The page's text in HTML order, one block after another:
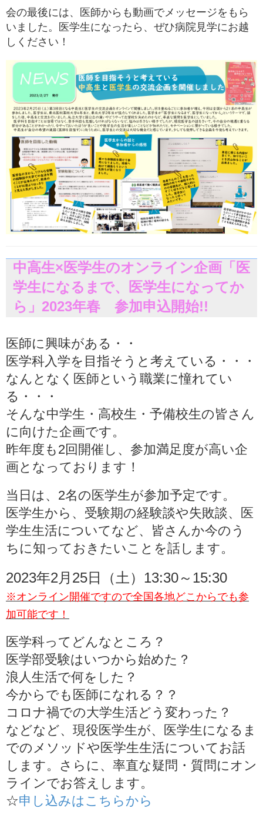
会の最後には、医師からも動画でメッセージをもら
いました。医学生になったら、ぜひ病院見学にお越
しください！
中高生×医学生のオンライン企画「医
学生になるまで、医学生になってか
ら」2023年春 参加申込開始!!
医師に興味がある・・
医学科入学を目指そうと考えている・・・
なんとなく医師という職業に憧れてい
る・・・
そんな中学生・高校生・予備校生の皆さん
に向けた企画です。
昨年度も2回開催し、参加満足度が高い企
画となっております！
当日は、2名の医学生が参加予定です。
医学生から、受験期の経験談や失敗談、医
学生生活についてなど、皆さんか今のう
ちに知っておきたいことを話します。
2023年2月25日（土）13:30～15:30
※オンライン開催ですので全国各地どこからでも参
加可能です！
医学科ってどんなところ？
医学部受験はいつから始めた？
浪人生活で何をした？
今からでも医師になれる？？
コロナ禍での大学生活どう変わった？
などなど、現役医学生が、医学生になるま
でのメソッドや医学生生活についてお話
します。さらに、率直な疑問・質問にオン
ラインでお答えします。
☆申し込みはこちらから